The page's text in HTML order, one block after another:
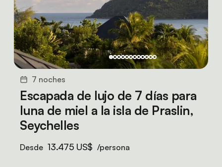
7 noches
Escapada de lujo de 7 días para
luna de miel a la isla de Praslin,
Seychelles
Desde 13.475 US$ /persona